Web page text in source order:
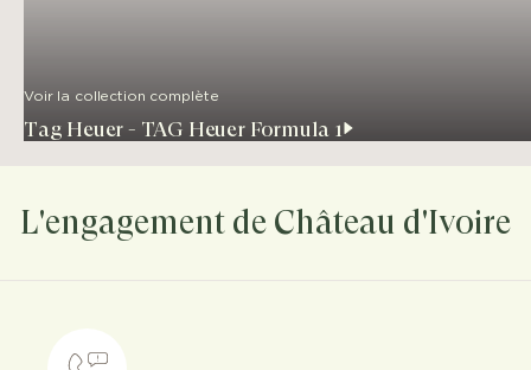
Voir la collection complète
Tag Heuer - TAG Heuer Formula 1
L'engagement de Château d'Ivoire